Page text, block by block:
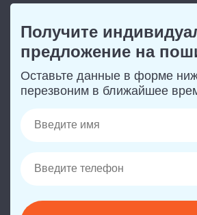
Получите
предложение на
Оставьте данные в форме
перезвоним в ближайшее